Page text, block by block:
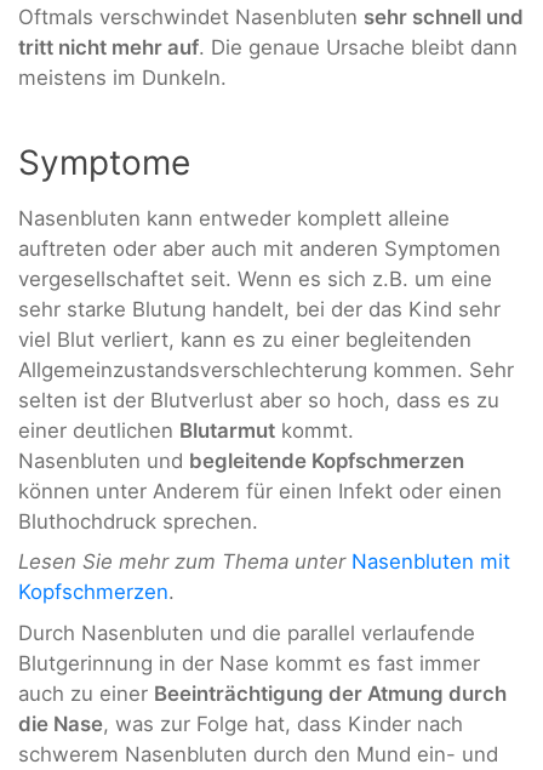
Oftmals verschwindet Nasenbluten sehr schnell und
tritt nicht mehr auf. Die genaue Ursache bleibt dann
meistens im Dunkeln.
Symptome
Nasenbluten kann entweder komplett alleine
auftreten oder aber auch mit anderen Symptomen
vergesellschaftet seit. Wenn es sich z.B. um eine
sehr starke Blutung handelt, bei der das Kind sehr
viel Blut verliert, kann es zu einer begleitenden
Allgemeinzustandsverschlechterung kommen. Sehr
selten ist der Blutverlust aber so hoch, dass es zu
einer deutlichen Blutarmut kommt.
Nasenbluten und begleitende Kopfschmerzen
können unter Anderem für einen Infekt oder einen
Bluthochdruck sprechen.
Lesen Sie mehr zum Thema unter Nasenbluten mit
Kopfschmerzen.
Durch Nasenbluten und die parallel verlaufende
Blutgerinnung in der Nase kommt es fast immer
auch zu einer Beeinträchtigung der Atmung durch
die Nase, was zur Folge hat, dass Kinder nach
schwerem Nasenbluten durch den Mund ein- und